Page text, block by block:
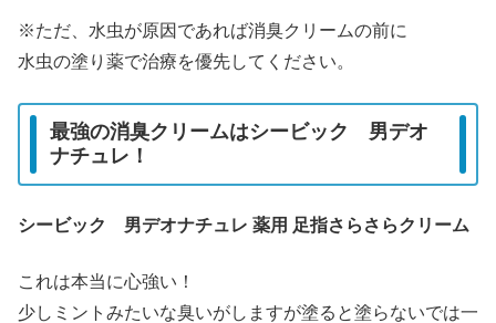
※ただ、水虫が原因であれば消臭クリームの前に
水虫の塗り薬で治療を優先してください。
最強の消臭クリームはシービック 男デオ
ナチュレ！
シービック 男デオナチュレ 薬用 足指さらさらクリーム
これは本当に心強い！
少しミントみたいな臭いがしますが塗ると塗らないでは一